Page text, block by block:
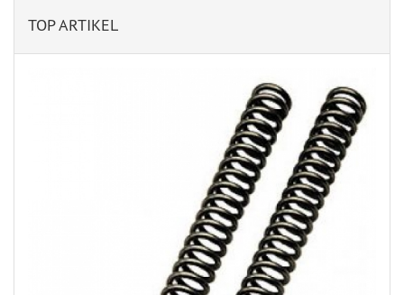
TOP ARTIKEL